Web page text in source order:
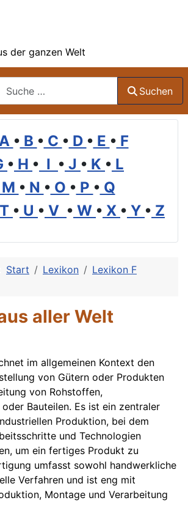
der ganzen Welt
Suchen
• B • C • D • E • F
• H • I • J • K • L
M • N • O • P • Q
T • U • V • W • X • Y • Z
Start Lexikon
Lexikon F
aller Welt
im allgemeinen Kontext den
von Gütern oder Produkten
von Rohstoffen,
Bauteilen. Es ist ein zentraler
Produktion, bei dem
und Technologien
um ein fertiges Produkt zu
umfasst sowohl handwerkliche
Verfahren und ist eng mit
Montage und Verarbeitung